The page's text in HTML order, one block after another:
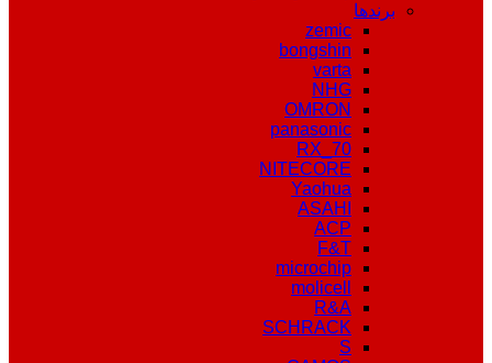
برندها
zemic
bongshin
varta
NHG
OMRON
panasonic
RX_70
NITECORE
Yaohua
ASAHI
ACP
F&T
microchip
molicell
R&A
SCHRACK
S